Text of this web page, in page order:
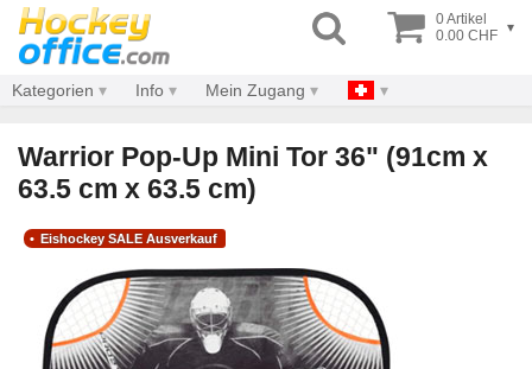
0 Artikel
0.00 CHF ▾
Kategorien Info Mein Zugang
Warrior Pop-Up Mini Tor 36" (91cm x
63.5 cm x 63.5 cm)
Eishockey SALE Ausverkauf